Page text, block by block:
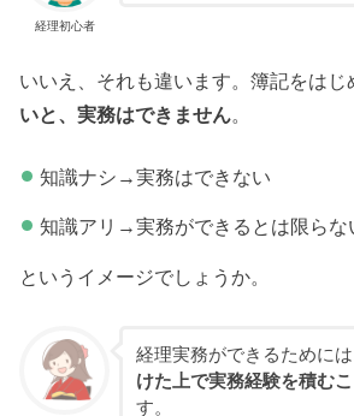
経理初心者
いいえ、それも違います。簿記をはじ
いと、実務はできません。
知識ナシ→実務はできない
知識アリ→実務ができるとは限らな
というイメージでしょうか。
経理実務ができるためには
けた上で実務経験を積む
す。